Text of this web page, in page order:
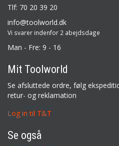
Tlf: 70 20 39 20
info@toolworld.dk
Vi svarer indenfor 2 abejdsdage
Man - Fre: 9 - 16
Mit Toolworld
Se afsluttede ordre, følg
retur- og reklamation
Log in til T&T
Se også